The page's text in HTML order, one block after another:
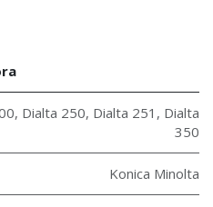
, Dialta 250, Dialta 251 , Dialta
350
Konica Minolta